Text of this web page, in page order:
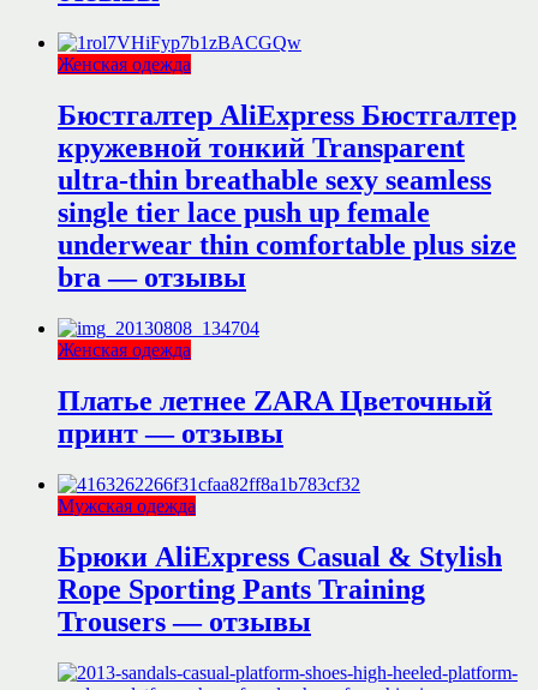
Женская одежда
Бюстгалтер AliExpress Бюстгалтер
кружевной тонкий Transparent
ultra-thin breathable sexy seamless
single tier lace push up female
underwear thin comfortable plus size
bra — отзывы
Женская одежда
Платье летнее ZARA Цветочный
принт — отзывы
Мужская одежда
Брюки AliExpress Casual & Stylish
Rope Sporting Pants Training
Trousers — отзывы